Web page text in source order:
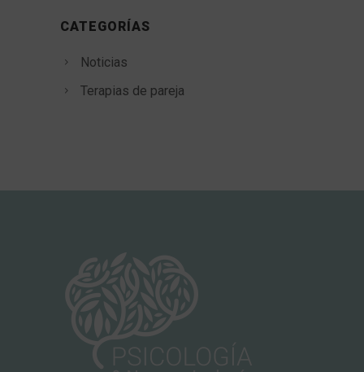
CATEGORÍAS
Noticias
Terapias de pareja